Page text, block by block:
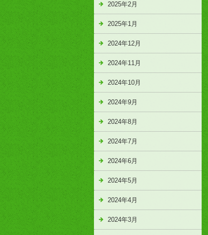
2025年2月
2025年1月
2024年12月
2024年11月
2024年10月
2024年9月
2024年8月
2024年7月
2024年6月
2024年5月
2024年4月
2024年3月